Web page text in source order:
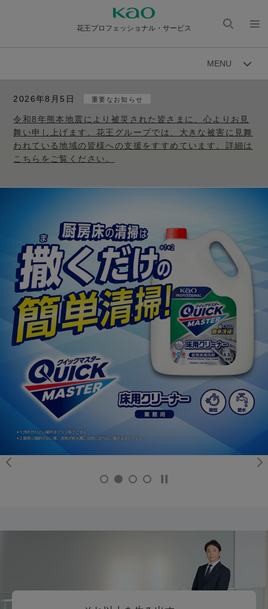
花王プロフェッショナル・サービス
く
MENU
2026年8月5日 重要なお知らせ
令和8年熊本地震により被災された皆さまに、心よりお見
舞い申し上げます。花王グループでは、大きな被害に見舞
われている地域の皆様への支援をすすめています。詳細は
こちらをご覧ください。